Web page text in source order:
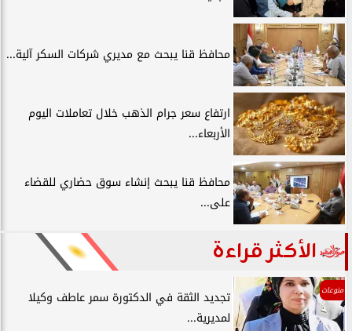
محافظ قنا يبحث مع مديري شركات السكر آلية...
ارتفاع سعر جرام الذهب خلال تعاملات اليوم
الأربعاء...
محافظ قنا يبحث إنشاء سوق حضاري للقضاء
على...
الأكثر قراءة
منوعات
تجديد الثقة في الدكتورة سمر عاطف وكيلا
لمديرية...